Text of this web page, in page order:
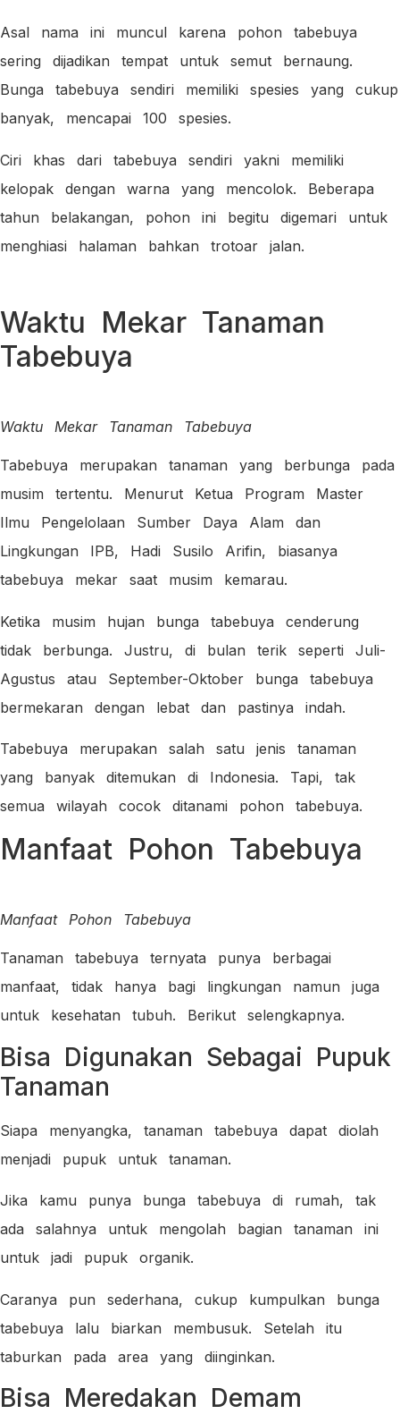
Asal nama ini muncul karena pohon tabebuya
sering dijadikan tempat untuk semut bernaung.
Bunga tabebuya sendiri memiliki spesies yang cukup
banyak, mencapai 100 spesies.
Ciri khas dari tabebuya sendiri yakni memiliki
kelopak dengan warna yang mencolok. Beberapa
tahun belakangan, pohon ini begitu digemari untuk
menghiasi halaman bahkan trotoar jalan.
Waktu Mekar Tanaman
Tabebuya
Waktu Mekar Tanaman Tabebuya
Tabebuya merupakan tanaman yang berbunga pada
musim tertentu. Menurut Ketua Program Master
Ilmu Pengelolaan Sumber Daya Alam dan
Lingkungan IPB, Hadi Susilo Arifin, biasanya
tabebuya mekar saat musim kemarau.
Ketika musim hujan bunga tabebuya cenderung
tidak berbunga. Justru, di bulan terik seperti Juli-
Agustus atau September-Oktober bunga tabebuya
bermekaran dengan lebat dan pastinya indah.
Tabebuya merupakan salah satu jenis tanaman
yang banyak ditemukan di Indonesia. Tapi, tak
semua wilayah cocok ditanami pohon tabebuya.
Manfaat Pohon Tabebuya
Manfaat Pohon Tabebuya
Tanaman tabebuya ternyata punya berbagai
manfaat, tidak hanya bagi lingkungan namun juga
untuk kesehatan tubuh. Berikut selengkapnya.
Bisa Digunakan Sebagai Pupuk
Tanaman
Siapa menyangka, tanaman tabebuya dapat diolah
menjadi pupuk untuk tanaman.
Jika kamu punya bunga tabebuya di rumah, tak
ada salahnya untuk mengolah bagian tanaman ini
untuk jadi pupuk organik.
Caranya pun sederhana, cukup kumpulkan bunga
tabebuya lalu biarkan membusuk. Setelah itu
taburkan pada area yang diinginkan.
Bisa Meredakan Demam